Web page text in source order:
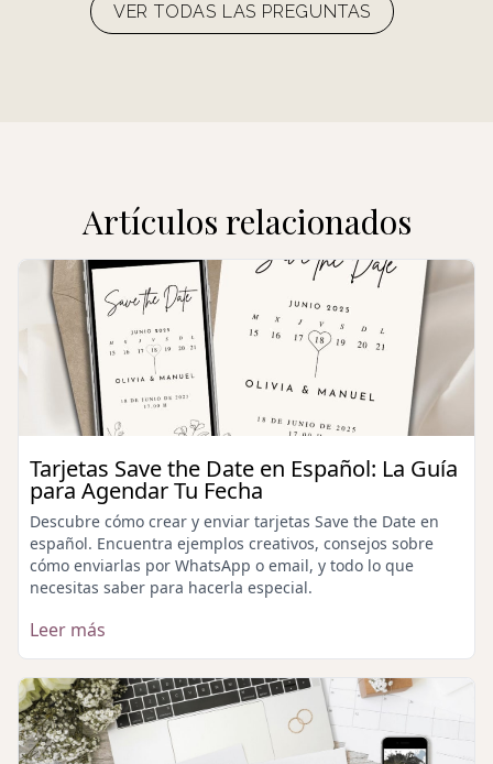
VER TODAS LAS PREGUNTAS
Artículos relacionados
Tarjetas Save the Date en Español: La Guía
para Agendar Tu Fecha
Descubre cómo crear y enviar tarjetas Save the Date en
español. Encuentra ejemplos creativos, consejos sobre
cómo enviarlas por WhatsApp o email, y todo lo que
necesitas saber para hacerla especial.
Leer más